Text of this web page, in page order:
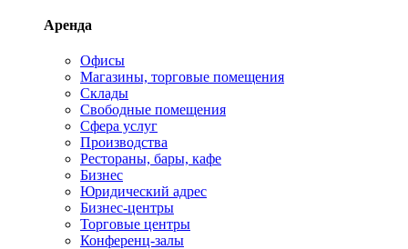
Аренда
Офисы
Магазины, торговые помещения
Склады
Свободные помещения
Сфера услуг
Производства
Рестораны, бары, кафе
Бизнес
Юридический адрес
Бизнес-центры
Торговые центры
Конференц-залы